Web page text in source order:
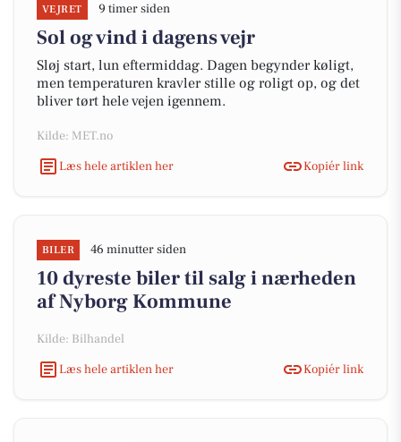
VEJRET 9 timer siden
Sol og vind i dagens vejr
Sløj start, lun eftermiddag. Dagen begynder køligt,
men temperaturen kravler stille og roligt op, og det
bliver tørt hele vejen igennem.
Kilde: MET.no
Læs hele artiklen her
Kopiér link
BILER 46 minutter siden
10 dyreste biler til salg i nærheden
af Nyborg Kommune
Kilde: Bilhandel
Læs hele artiklen her
Kopiér link